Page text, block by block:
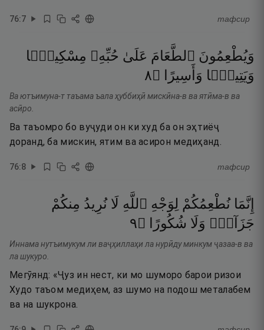
76:7 тафсир
وَيُطْعِمُونَ ٱلطَّعَامَ عَلَىٰ حُبِّهِۦ مِسْكِينًۭا
وَيَتِيمًۭا وَأَسِيرًا ۝٨
Ва ютъимуна-т таъама ъала ҳуббиҳӣ мискӣна-в ва ятӣма-в ва
асӣро.
Ва таъомро бо вуҷуди он ки худ ба он эҳтиёҷ
доранд, ба мискин, ятим ва асирон медиҳанд.
76:8 тафсир
إِنَّمَا نُطْعِمُكُمْ لِوَجْهِ ٱللَّهِ لَا نُرِيدُ مِنكُمْ
جَزَآءًۭ وَلَا شُكُورًا ۝٩
Иннама нутъимукум ли ваҷҳиллаҳи ла нурӣду минкум ҷазаа-в ва
ла шукуро.
Мегӯянд: «Ҷуз ин нест, ки мо шуморо барои ризои
Худо таъом медиҳем, аз шумо на подош металабем
ва на шукрона.